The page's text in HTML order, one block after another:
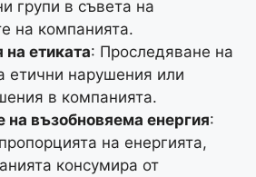
групи в съвета на
на компанията.
етиката: Проследяване на
етични нарушения или
в компанията.
на възобновяема енергия:
на енергията,
консумира от